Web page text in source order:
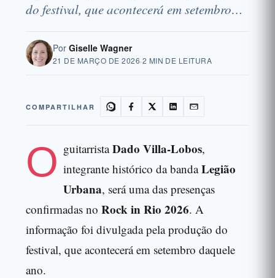
do festival, que acontecerá em setembro…
Por Giselle Wagner
21 DE MARÇO DE 2026·2 MIN DE LEITURA
COMPARTILHAR
O guitarristaDado Villa-Lobos,
integrante histórico da bandaLegião
Urbana, será uma das presenças
confirmadas no Rock in Rio 2026. A
informação foi divulgada pela produção do
festival, que acontecerá em setembro daquele
ano.